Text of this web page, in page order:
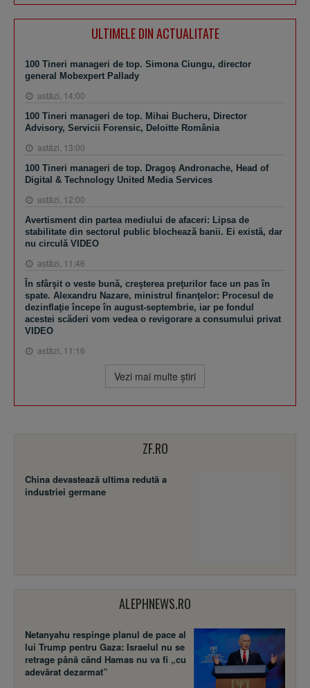
ULTIMELE DIN ACTUALITATE
100 Tineri manageri de top. Simona Ciungu, director
general Mobexpert Pallady
astăzi, 14:00
100 Tineri manageri de top. Mihai Bucheru, Director
Advisory, Servicii Forensic, Deloitte România
astăzi, 13:00
100 Tineri manageri de top. Dragoş Andronache, Head of
Digital & Technology United Media Services
astăzi, 12:00
Avertisment din partea mediului de afaceri: Lipsa de
stabilitate din sectorul public blochează banii. Ei există, dar
nu circulă VIDEO
astăzi, 11:46
În sfârşit o veste bună, creşterea preţurilor face un pas în
spate. Alexandru Nazare, ministrul finanţelor: Procesul de
dezinflaţie începe în august-septembrie, iar pe fondul
acestei scăderi vom vedea o revigorare a consumului privat
VIDEO
astăzi, 11:16
Vezi mai multe ştiri
ZF.RO
China devastează ultima redută a
industriei germane
ALEPHNEWS.RO
Netanyahu respinge planul de pace al
lui Trump pentru Gaza: Israelul nu se
retrage până când Hamas nu va fi „cu
adevărat dezarmat”